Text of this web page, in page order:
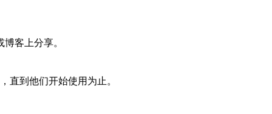
客上分享。
直到他们开始使用为止。